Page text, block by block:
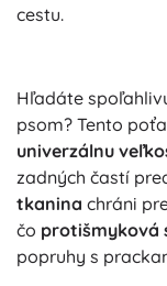
cestu.
Hľadáte
psom? Tento
univerzálnu
zadných častí
tkanina chráni
čo protišmyková
popruhy s